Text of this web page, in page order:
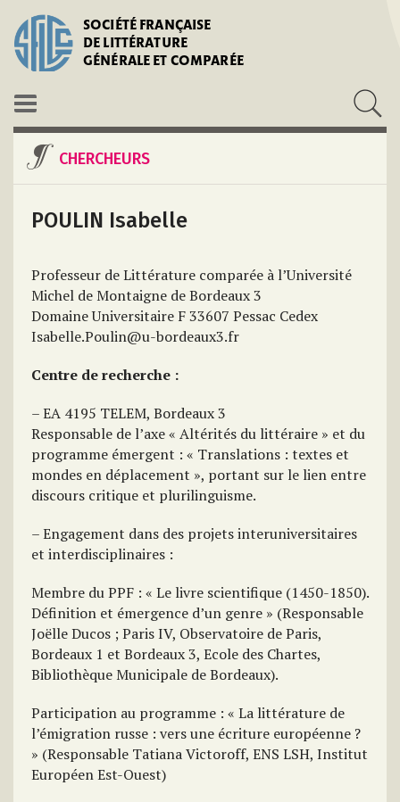
SOCIÉTÉ FRANÇAISE
DE LITTÉRATURE
GÉNÉRALE ET COMPARÉE
CHERCHEURS
POULIN Isabelle
Professeur de Littérature comparée à l’Université
Michel de Montaigne de Bordeaux 3
Domaine Universitaire F 33607 Pessac Cedex
Isabelle.Poulin@u-bordeaux3.fr
Centre de recherche :
– EA 4195 TELEM, Bordeaux 3
Responsable de l’axe « Altérités du littéraire » et du
programme émergent : « Translations : textes et
mondes en déplacement », portant sur le lien entre
discours critique et plurilinguisme.
– Engagement dans des projets interuniversitaires
et interdisciplinaires :
Membre du PPF : « Le livre scientifique (1450-1850).
Définition et émergence d’un genre » (Responsable
Joëlle Ducos ; Paris IV, Observatoire de Paris,
Bordeaux 1 et Bordeaux 3, Ecole des Chartes,
Bibliothèque Municipale de Bordeaux).
Participation au programme : « La littérature de
l’émigration russe : vers une écriture européenne ?
» (Responsable Tatiana Victoroff, ENS LSH, Institut
Européen Est-Ouest)